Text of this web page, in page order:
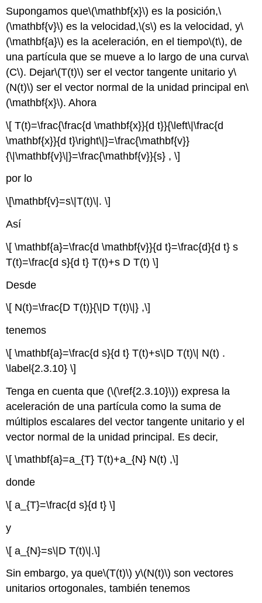
Supongamos que\(\mathbf{x}\) es la posición,\
(\mathbf{v}\) es la velocidad,\(s\) es la velocidad, y\
(\mathbf{a}\) es la aceleración, en el tiempo\(t\), de
una partícula que se mueve a lo largo de una curva\
(C\). Dejar\(T(t)\) ser el vector tangente unitario y\
(N(t)\) ser el vector normal de la unidad principal en\
(\mathbf{x}\). Ahora
\[ T(t)=\frac{\frac{d \mathbf{x}}{d t}}{\left\|\frac{d
\mathbf{x}}{d t}\right\|}=\frac{\mathbf{v}}
{\|\mathbf{v}\|}=\frac{\mathbf{v}}{s} , \]
por lo
\[\mathbf{v}=s\|T(t)\|. \]
Así
\[ \mathbf{a}=\frac{d \mathbf{v}}{d t}=\frac{d}{d t} s
T(t)=\frac{d s}{d t} T(t)+s D T(t) \]
Desde
\[ N(t)=\frac{D T(t)}{\|D T(t)\|} ,\]
tenemos
\[ \mathbf{a}=\frac{d s}{d t} T(t)+s\|D T(t)\| N(t) .
\label{2.3.10} \]
Tenga en cuenta que (\(\ref{2.3.10}\)) expresa la
aceleración de una partícula como la suma de
múltiplos escalares del vector tangente unitario y el
vector normal de la unidad principal. Es decir,
\[ \mathbf{a}=a_{T} T(t)+a_{N} N(t) ,\]
donde
\[ a_{T}=\frac{d s}{d t} \]
y
\[ a_{N}=s\|D T(t)\|.\]
Sin embargo, ya que\(T(t)\) y\(N(t)\) son vectores
unitarios ortogonales, también tenemos